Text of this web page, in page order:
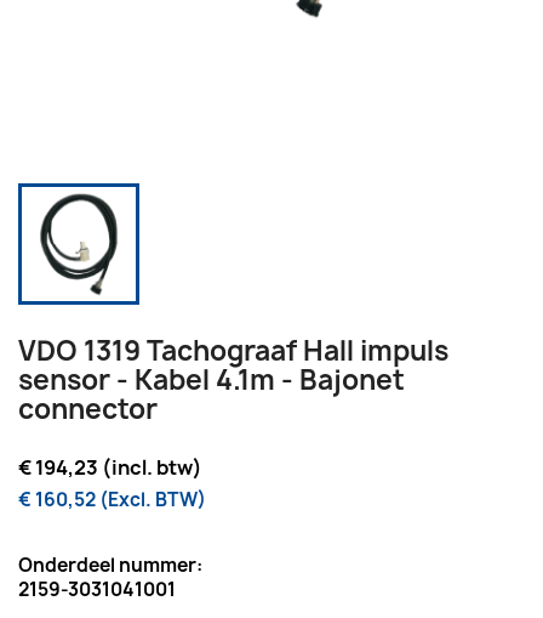
VDO 1319 Tachograaf Hall impuls
sensor - Kabel 4.1m - Bajonet
connector
€ 194,23 (incl. btw)
€ 160,52 (Excl. BTW)
Onderdeel nummer:
2159-3031041001